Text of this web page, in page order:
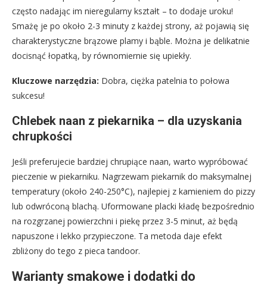
często nadając im nieregularny kształt – to dodaje uroku!
Smażę je po około 2-3 minuty z każdej strony, aż pojawią się
charakterystyczne brązowe plamy i bąble. Można je delikatnie
docisnąć łopatką, by równomiernie się upiekły.
Kluczowe narzędzia: Dobra, ciężka patelnia to połowa
sukcesu!
Chlebek naan z piekarnika – dla uzyskania
chrupkości
Jeśli preferujecie bardziej chrupiące naan, warto wypróbować
pieczenie w piekarniku. Nagrzewam piekarnik do maksymalnej
temperatury (około 240-250°C), najlepiej z kamieniem do pizzy
lub odwróconą blachą. Uformowane placki kładę bezpośrednio
na rozgrzanej powierzchni i piekę przez 3-5 minut, aż będą
napuszone i lekko przypieczone. Ta metoda daje efekt
zbliżony do tego z pieca tandoor.
Warianty smakowe i dodatki do